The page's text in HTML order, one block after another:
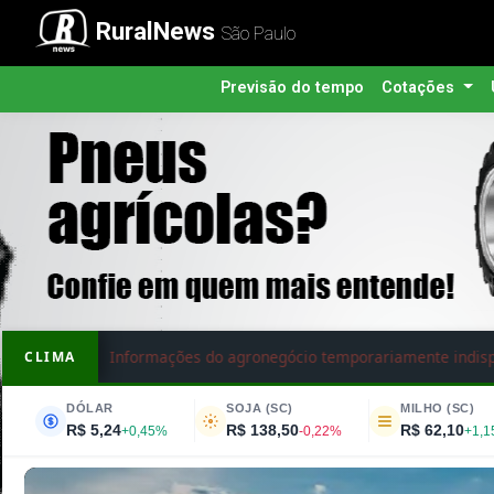
Portal
RuralNews São Paulo
Previsão do tempo Cotações
CLIMA Informações do agronegócio temporariamente
DÓLAR
R$ 5,24+0,45%
SOJA (SC)
R$ 138,50-0,22%
MILHO (SC)
R$ 62,10